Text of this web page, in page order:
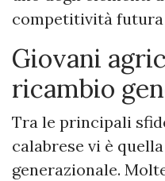
competitività
Giovani
ricambio
Tra le principali
calabrese vi è
generazionale.